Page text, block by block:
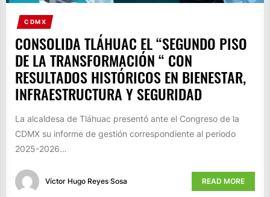
CDMX
CONSOLIDA TLÁHUAC EL “SEGUNDO PISO
DE LA TRANSFORMACIÓN “ CON
RESULTADOS HISTÓRICOS EN BIENESTAR,
INFRAESTRUCTURA Y SEGURIDAD
La alcaldesa de Tláhuac presentó ante el Congreso de la
CDMX su informe de gestión correspondiente al periodo
2025-2026…
Víctor Hugo Reyes Sosa READ MORE